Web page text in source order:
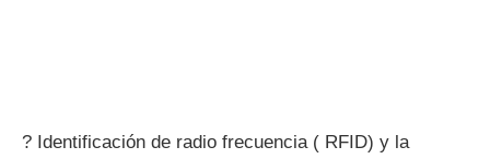
? Identificación de radio frecuencia ( RFID) y la